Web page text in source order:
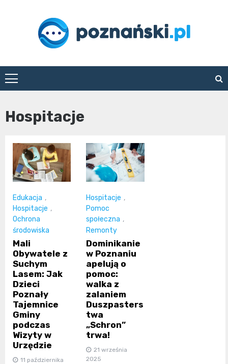
poznanski.pl
Hospitacje
Edukacja ,
Hospitacje ,
Ochrona
środowiska
Mali
Obywatele z
Suchym
Lasem: Jak
Dzieci
Poznały
Tajemnice
Gminy
podczas
Wizyty w
Urzędzie
11 października
Hospitacje ,
Pomoc
społeczna ,
Remonty
Dominikanie
w Poznaniu
apelują o
pomoc:
walka z
zalaniem
Duszpasters
twa
„Schron”
trwa!
21 września
2025